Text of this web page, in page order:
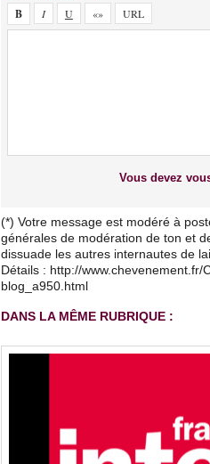
Vous devez
(*) Votre message est modéré à
générales de modération de ton et
dissuade les autres internautes de
Détails : http://
blog_a950.html
DANS LA MÊME RUBRIQUE :